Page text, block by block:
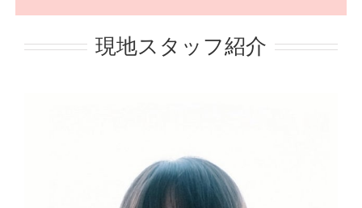
現地スタッフ紹介